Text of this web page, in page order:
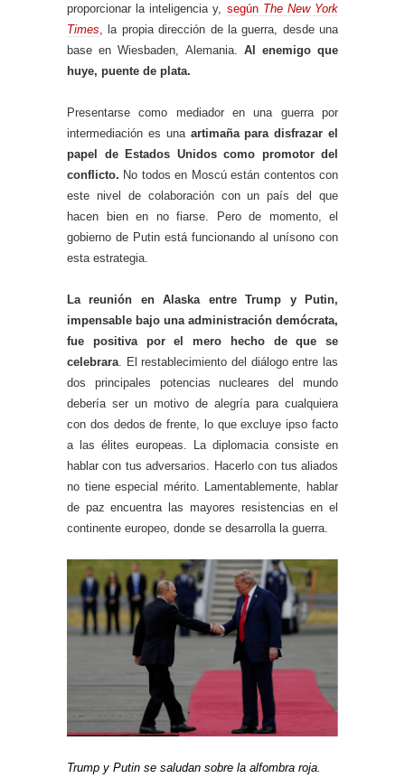
proporcionar la inteligencia y, según The New York
Times , la propia dirección de la guerra, desde una
base en Wiesbaden, Alemania. Al enemigo que
huye, puente de plata.
Presentarse como mediador en una guerra por
intermediación es una artimaña para disfrazar el
papel de Estados Unidos como promotor del
conflicto. No todos en Moscú están contentos con
este nivel de colaboración con un país del que
hacen bien en no fiarse. Pero de momento, el
gobierno de Putin está funcionando al unísono con
esta estrategia.
La reunión en Alaska entre Trump y Putin,
impensable bajo una administración demócrata,
fue positiva por el mero hecho de que se
celebrara . El restablecimiento del diálogo entre las
dos principales potencias nucleares del mundo
debería ser un motivo de alegría para cualquiera
con dos dedos de frente, lo que excluye ipso facto
a las élites europeas. La diplomacia consiste en
hablar con tus adversarios. Hacerlo con tus aliados
no tiene especial mérito. Lamentablemente, hablar
de paz encuentra las mayores resistencias en el
continente europeo, donde se desarrolla la guerra.
Trump y Putin se saludan sobre la alfombra roja.